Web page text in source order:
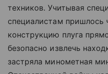
техников. Учитывая
специалистам пришлось
конструкцию плуга
безопасно извлечь
застряла минометная